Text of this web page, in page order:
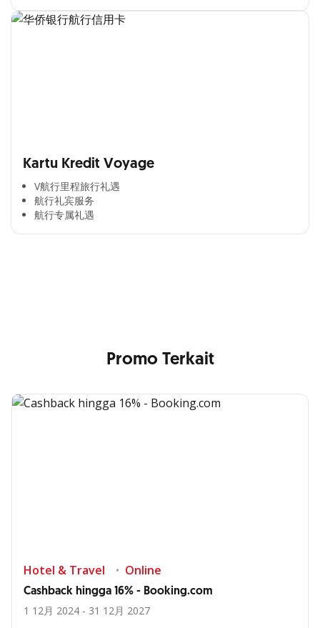
Kartu Kredit Voyage
V航行里程旅行礼遇
航行礼宾服务
航行专属礼遇
Cross Selling Banner Global
Promo Terkait
Hotel & Travel Online
Cashback hingga 16% - Booking.com
1 12月 2024 - 31 12月 2027